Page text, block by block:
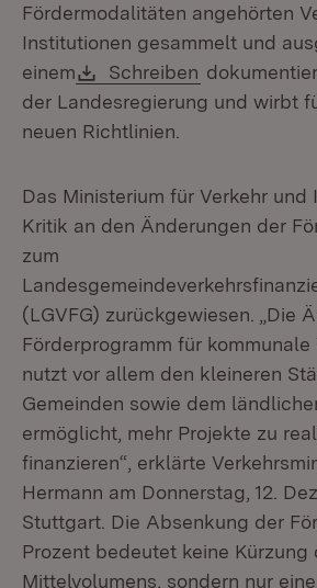
Fördermodalitäten angehörten
Institutionen gesammelt und
einem
Download:
Schreiben (Öffnet in
der Landesregierung und wirbt
neuen Richtlinien.
Das Ministerium für Verkehr
Kritik an den Änderungen der
zum
(LGVFG) zurückgewiesen. „Die
Förderprogramm für
nutzt vor allem den kleineren
Gemeinden sowie dem
ermöglicht, mehr Projekte zu
finanzieren“, erklärte
Hermann am Donnerstag, 12.
Stuttgart. Die Absenkung der
Prozent bedeutet keine Kürzung
Mittelvolumens, sondern nur